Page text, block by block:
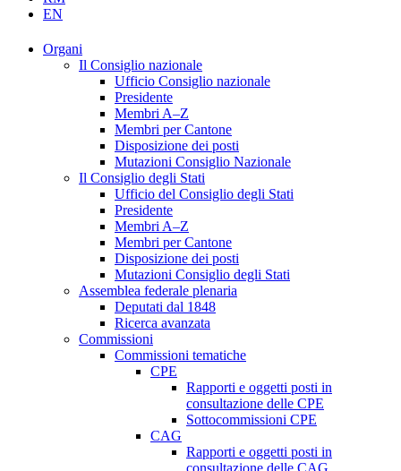
EN
Organi
Il Consiglio nazionale
Ufficio Consiglio nazionale
Presidente
Membri A–Z
Membri per Cantone
Disposizione dei posti
Mutazioni Consiglio Nazionale
Il Consiglio degli Stati
Ufficio del Consiglio degli Stati
Presidente
Membri A–Z
Membri per Cantone
Disposizione dei posti
Mutazioni Consiglio degli Stati
Assemblea federale plenaria
Deputati dal 1848
Ricerca avanzata
Commissioni
Commissioni tematiche
CPE
Rapporti e oggetti posti in
consultazione delle CPE
Sottocommissioni CPE
CAG
Rapporti e oggetti posti in